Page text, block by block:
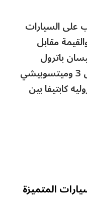
على السيارات
مقابل
باترول
ومرسيدس-بنز CLA وتسلا موديل 3 وميتسوبيشي
كابتيفا بين
المتميزة